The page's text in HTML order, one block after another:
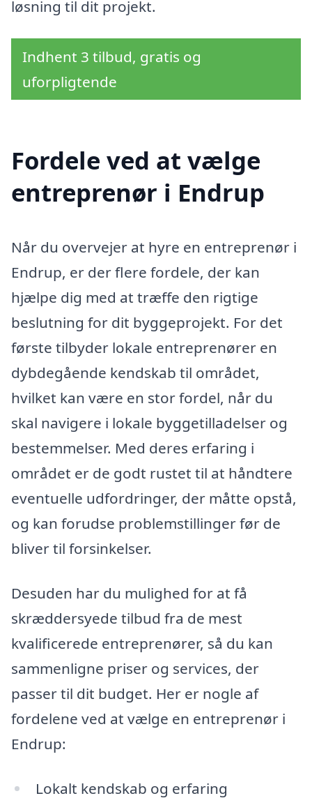
løsning til dit projekt.
Indhent 3 tilbud, gratis og
uforpligtende
Fordele ved at vælge
entreprenør i Endrup
Når du overvejer at hyre en entreprenør i
Endrup, er der flere fordele, der kan
hjælpe dig med at træffe den rigtige
beslutning for dit byggeprojekt. For det
første tilbyder lokale entreprenører en
dybdegående kendskab til området,
hvilket kan være en stor fordel, når du
skal navigere i lokale byggetilladelser og
bestemmelser. Med deres erfaring i
området er de godt rustet til at håndtere
eventuelle udfordringer, der måtte opstå,
og kan forudse problemstillinger før de
bliver til forsinkelser.
Desuden har du mulighed for at få
skræddersyede tilbud fra de mest
kvalificerede entreprenører, så du kan
sammenligne priser og services, der
passer til dit budget. Her er nogle af
fordelene ved at vælge en entreprenør i
Endrup:
Lokalt kendskab og erfaring